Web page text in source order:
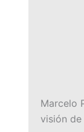
Marcelo
visión de